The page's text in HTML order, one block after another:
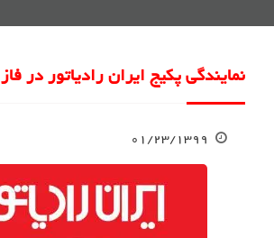
نمایندگی پکیج ایران رادیاتور در فاز 4 مهرشهر
۰۱/۲۳/۱۳۹۹